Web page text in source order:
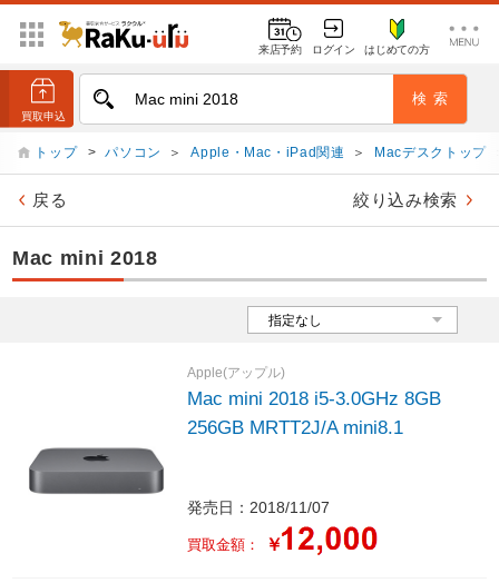
来店予約 ログイン はじめての方
トップ > パソコン ＞ Apple・Mac・iPad関連 ＞ Macデスクトップ
戻る 絞り込み検索
Mac mini 2018
Apple(アップル)
Mac mini 2018 i5-3.0GHz 8GB
256GB MRTT2J/A mini8.1
発売日：2018/11/07
買取金額： ￥